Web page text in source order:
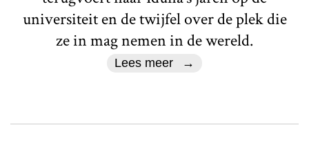
universiteit en de twijfel over de plek die
ze in mag nemen in de wereld.
Lees meer